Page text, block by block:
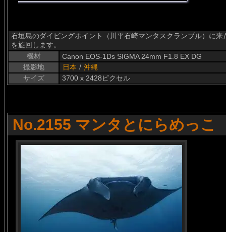
石垣島のダイビングポイント（川平石崎マンタスクランブル）に
を旋回します。
機材
Canon EOS-1Ds SIGMA 24mm F1.8 EX DG
撮影地
日本 / 沖縄
サイズ
3700 x 2428ピクセル
No.2155 マンタとにらめっこ